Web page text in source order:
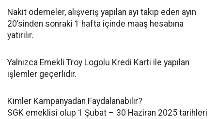
Nakit ödemeler, alışveriş yapılan ayı takip eden ayın
20’sinden sonraki 1 hafta içinde maaş hesabına
yatırılır.
Yalnızca Emekli Troy Logolu Kredi Kartı ile yapılan
işlemler geçerlidir.
Kimler Kampanyadan Faydalanabilir?
SGK emeklisi olup 1 Şubat – 30 Haziran 2025 tarihleri